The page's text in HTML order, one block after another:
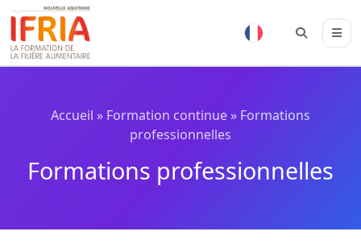
Accueil » Formation continue » Formations
professionnelles
Formations professionnelles